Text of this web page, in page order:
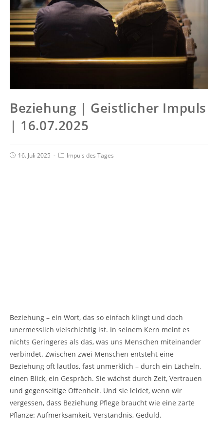
Beziehung | Geistlicher Impuls
| 16.07.2025
16. Juli 2025 Impuls des Tages
Beziehung – ein Wort, das so einfach klingt und doch
unermesslich vielschichtig ist. In seinem Kern meint es
nichts Geringeres als das, was uns Menschen miteinander
verbindet. Zwischen zwei Menschen entsteht eine
Beziehung oft lautlos, fast unmerklich – durch ein Lächeln,
einen Blick, ein Gespräch. Sie wächst durch Zeit, Vertrauen
und gegenseitige Offenheit. Und sie leidet, wenn wir
vergessen, dass Beziehung Pflege braucht wie eine zarte
Pflanze: Aufmerksamkeit, Verständnis, Geduld.